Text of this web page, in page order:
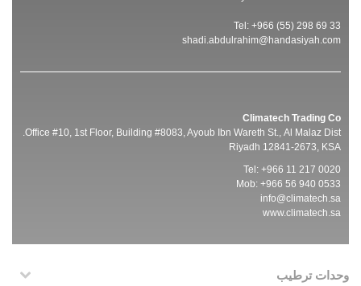
Tel: +966 (55) 298 69 33
shadi.abdulrahim@handasiyah.com
Climatech Trading Co
Office #10, 1st Floor, Building #8083, Ayoub Ibn Wareth St., Al Malaz Dist.
Riyadh 12841-2673, KSA
Tel: +966 11 217 0020
Mob: +966 56 940 0533
info@climatech.sa
www.climatech.sa
وحدات ترطيب